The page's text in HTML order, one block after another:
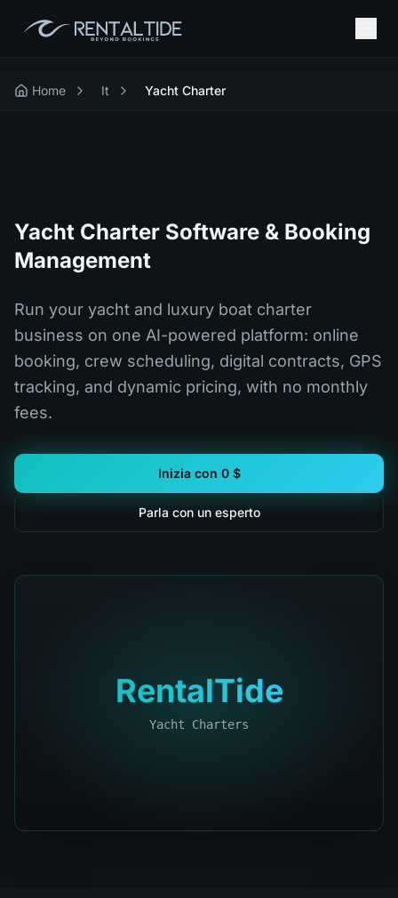
Home It Yacht Charter
Yacht Charter Software & Booking
Management
Run your yacht and luxury boat charter
business on one AI-powered platform: online
booking, crew scheduling, digital contracts, GPS
tracking, and dynamic pricing, with no monthly
fees.
Inizia con 0 $
Parla con un esperto
RentalTide
Yacht Charters